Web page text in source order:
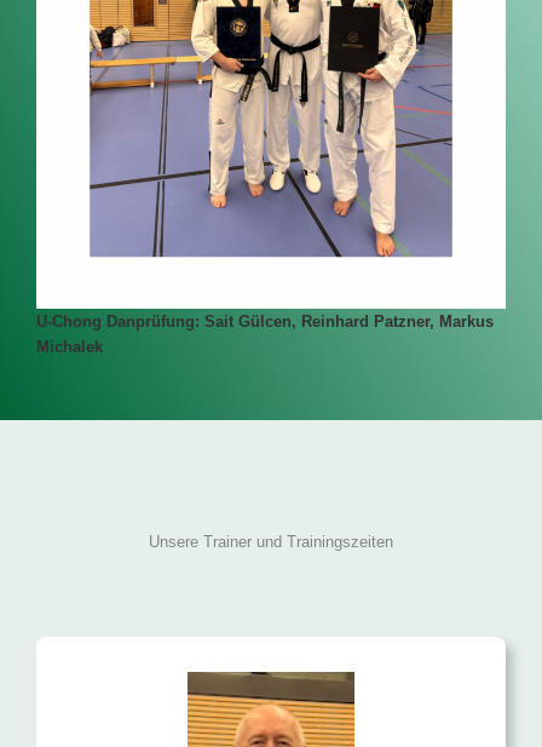
U-Chong Danprüfung: Sait Gülcen, Reinhard Patzner, Markus
Michalek
Unsere Trainer und Trainingszeiten